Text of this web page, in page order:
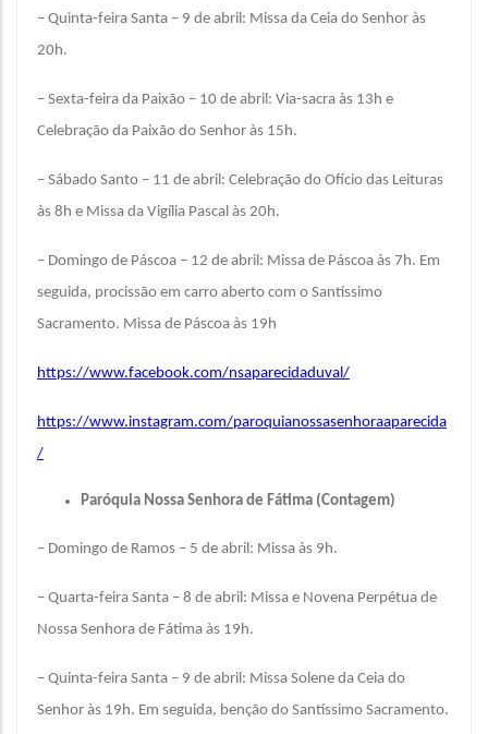
– Quinta-feira Santa – 9 de abril: Missa da Ceia do Senhor às
20h.
– Sexta-feira da Paixão – 10 de abril: Via-sacra às 13h e
Celebração da Paixão do Senhor às 15h.
– Sábado Santo – 11 de abril: Celebração do Ofício das Leituras
às 8h e Missa da Vigília Pascal às 20h.
– Domingo de Páscoa – 12 de abril: Missa de Páscoa às 7h. Em
seguida, procissão em carro aberto com o Santíssimo
Sacramento. Missa de Páscoa às 19h
https://www.facebook.com/nsaparecidaduval/
https://www.instagram.com/paroquianossasenhoraaparecida
/
Paróquia Nossa Senhora de Fátima (Contagem)
– Domingo de Ramos – 5 de abril: Missa às 9h.
– Quarta-feira Santa – 8 de abril: Missa e Novena Perpétua de
Nossa Senhora de Fátima às 19h.
– Quinta-feira Santa – 9 de abril: Missa Solene da Ceia do
Senhor às 19h. Em seguida, benção do Santíssimo Sacramento.